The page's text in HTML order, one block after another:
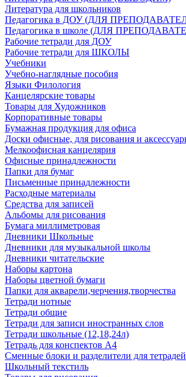
Литература для школьников
Педагогика в ДОУ (ДЛЯ
Педагогика в школе (ДЛЯ
Рабочие тетради для ДОУ
Рабочие тетради для ШКОЛЫ
Учебники
Учебно-наглядные пособия
Языки Филология
Канцелярские товары
Товары для Художников
Корпоративные товары
Бумажная продукция для офиса
Доски офисные, для рисования и
Мелкоофисная канцелярия
Офисные принадлежности
Папки для бумаг
Письменные принадлежности
Расходные материалы
Средства для записей
Альбомы для рисования
Бумага миллиметровая
Дневники Школьные
Дневники для музыкальной школы
Дневники читательские
Наборы картона
Наборы цветной бумаги
Папки для акварели,черчения,творчества
Тетради нотные
Тетради общие
Тетради для записи иностранных слов
Тетради школьные (12,18,24л)
Тетрадь для конспектов А4
Сменные блоки и разделители для
Школьный текстиль